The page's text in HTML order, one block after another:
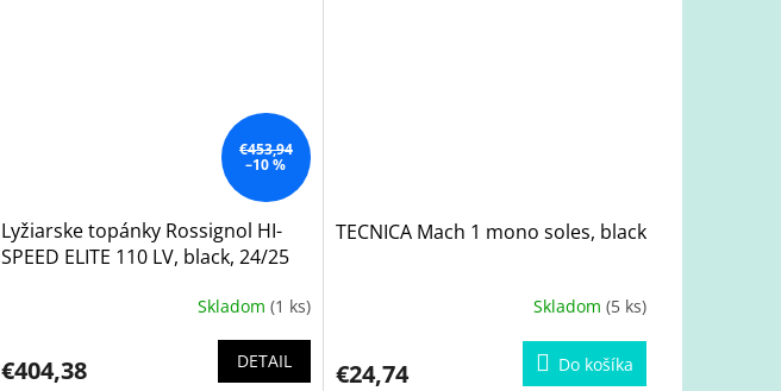
€453,94
–10 %
Lyžiarske topánky Rossignol HI-
SPEED ELITE 110 LV, black, 24/25
Skladom (1 ks)
€404,38 DETAIL
TECNICA Mach 1 mono soles, black
Skladom (5 ks)
€24,74 Do košíka